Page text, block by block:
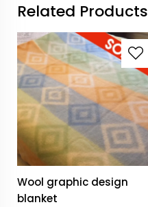
Related Products
Wool graphic design
blanket